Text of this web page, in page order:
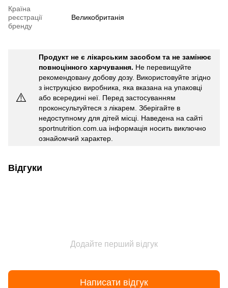
Країна
реєстрації
бренду
Великобританія
⚠️
Продукт не є лікарським засобом та не замінює
повноцінного харчування. Не перевищуйте
рекомендовану добову дозу. Використовуйте згідно
з інструкцією виробника, яка вказана на упаковці
або всередині неї. Перед застосуванням
проконсультуйтеся з лікарем. Зберігайте в
недоступному для дітей місці. Наведена на сайті
sportnutrition.com.ua інформація носить виключно
ознайомчий характер.
Відгуки
Додайте перший відгук
Написати відгук